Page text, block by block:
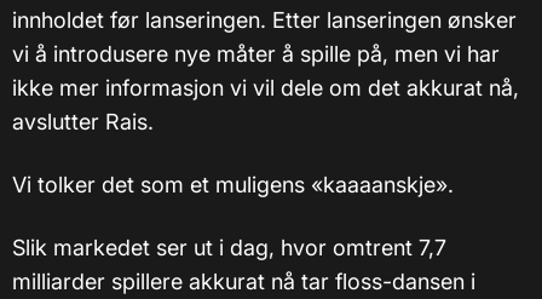
innholdet før lanseringen. Etter lanseringen ønsker
vi å introdusere nye måter å spille på, men vi har
ikke mer informasjon vi vil dele om det akkurat nå,
avslutter Rais.
Vi tolker det som et muligens «kaaaanskje».
Slik markedet ser ut i dag, hvor omtrent 7,7
milliarder spillere akkurat nå tar floss-dansen i